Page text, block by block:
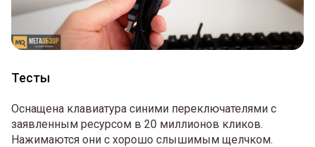
Тесты
Оснащена клавиатура синими переключателями с
заявленным ресурсом в 20 миллионов кликов.
Нажимаются они с хорошо слышимым щелчком.